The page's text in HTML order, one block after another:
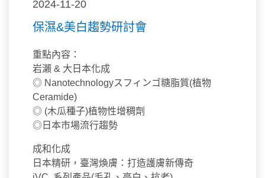
2024-11-20
保濕&美白趨勢研討會
重點內容：
岩瀨 & 大日本化成
◎ Nanotechnologyスフィンゴ糖脂質(植物
Ceramide)
◎ (木瓜種子)植物性增稠劑
◎日本市場流行趨勢
成和化成
日本精研，臺灣煥膚：打造護膚新傳奇